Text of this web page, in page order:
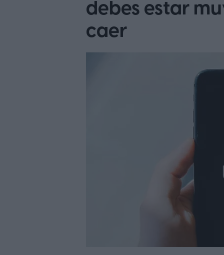
debes estar
caer